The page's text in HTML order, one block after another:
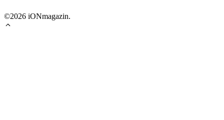
©2026 iONmagazin.